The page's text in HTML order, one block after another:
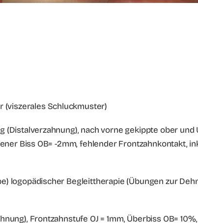
(viszerales Schluckmuster)
(Distalverzahnung), nach vorne gekippte ober
Biss OB= -2mm, fehlender Frontzahnkontakt,
logopädischer Begleittherapie (Übungen zur
Frontzahnstufe OJ = 1mm, Überbiss OB=